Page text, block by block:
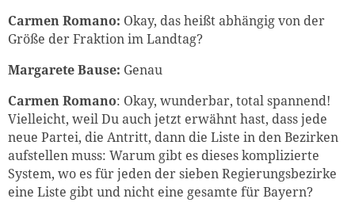
Carmen Romano: Okay, das heißt abhängig von der
Größe der Fraktion im Landtag?
Margarete Bause: Genau
Carmen Romano: Okay, wunderbar, total spannend!
Vielleicht, weil Du auch jetzt erwähnt hast, dass jede
neue Partei, die Antritt, dann die Liste in den Bezirken
aufstellen muss: Warum gibt es dieses komplizierte
System, wo es für jeden der sieben Regierungsbezirke
eine Liste gibt und nicht eine gesamte für Bayern?